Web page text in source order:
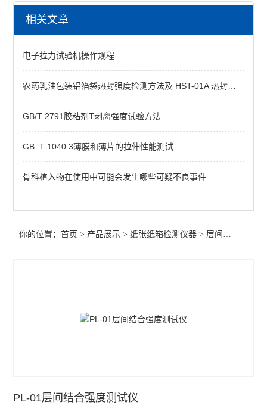
纸张纸箱检测仪器
模拟运输振动台
落球冲击试验机
TVP热冲击试验机
落镖冲击试验机
全自动压缩强度测试仪
跌落试验机
霍尔效应测试仪
层间结合强度测试仪
相关文章
电子拉力试验机操作规程
农药乳油包装铝箔袋热封强度检测方法及 HST-01A 热封试验仪推荐
GB/T 2791胶粘剂T剥离强度试验方法
GB_T 1040.3薄膜和薄片的拉伸性能测试
骨科植入物在使用中可能会发生哪些可疑不良事件
你的位置：首页 > 产品展示 >纸张纸箱检测仪器 > 层间结合强度测试仪
PL-01层间结合强度测试仪